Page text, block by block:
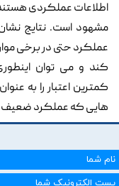
اطلاعات عملکردی هستند
مشهود است. نتایج
عملکرد حتی در برخی
کند و می توان
کمترین اعتبار را به
هایی که عملکرد ضعیف